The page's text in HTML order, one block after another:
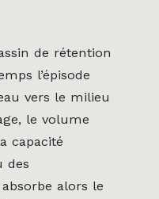
de rétention
l’épisode
vers le milieu
le volume
capacité
des
alors le